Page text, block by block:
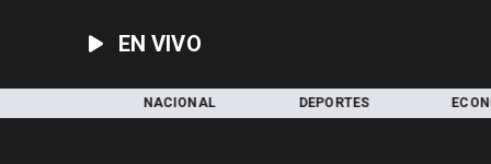
EN VIVO
NACIONAL DEPORTES